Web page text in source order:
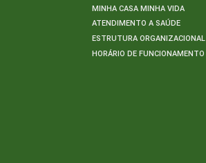
MINHA CASA MINHA VIDA
ATENDIMENTO A SAÚDE
ESTRUTURA ORGANIZACIONAL
HORÁRIO DE FUNCIONAMENTO